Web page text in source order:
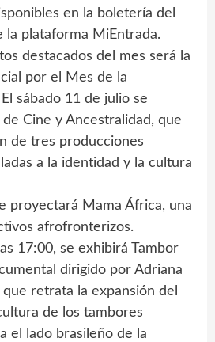
en la boletería del
la plataforma MiEntrada.
destacados del mes será la
por el Mes de la
sábado 11 de julio se
Cine y Ancestralidad, que
de tres producciones
a la identidad y la cultura
proyectará Mama África, una
afrofronterizos.
17:00, se exhibirá Tambor
dirigido por Adriana
retrata la expansión del
de los tambores
el lado brasileño de la